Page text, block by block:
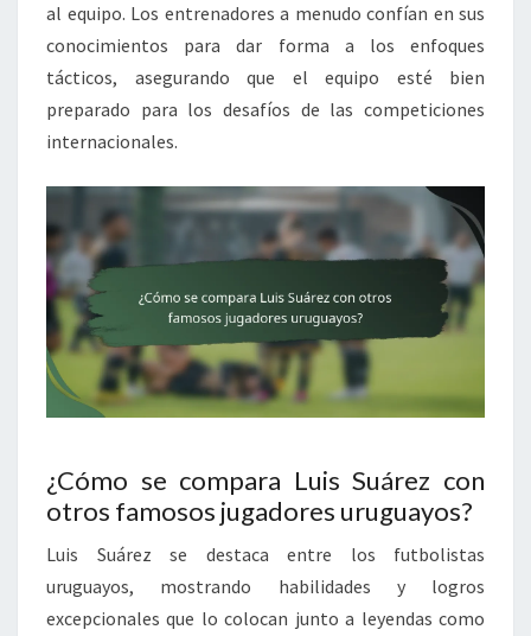
al equipo. Los entrenadores a menudo confían en sus
conocimientos para dar forma a los enfoques
tácticos, asegurando que el equipo esté bien
preparado para los desafíos de las competiciones
internacionales.
¿Cómo se compara Luis Suárez con
otros famosos jugadores uruguayos?
Luis Suárez se destaca entre los futbolistas
uruguayos, mostrando habilidades y logros
excepcionales que lo colocan junto a leyendas como